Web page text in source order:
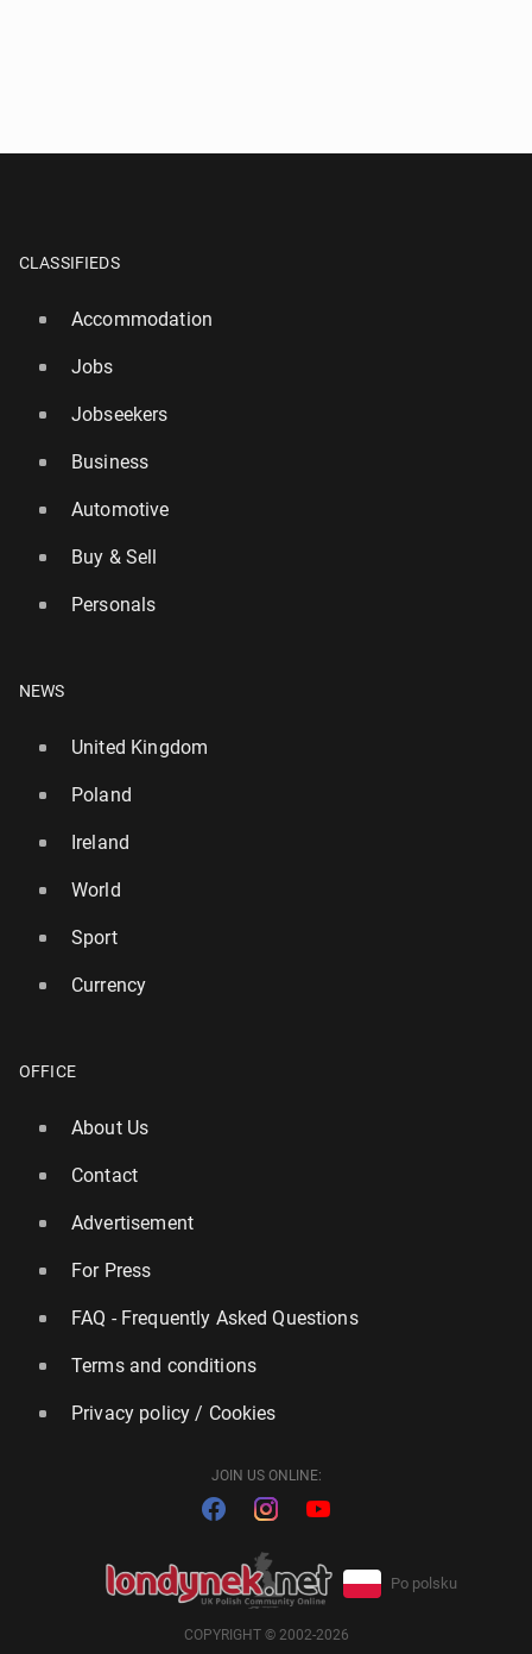
CLASSIFIEDS
Accommodation
Jobs
Jobseekers
Business
Automotive
Buy & Sell
Personals
NEWS
United Kingdom
Poland
Ireland
World
Sport
Currency
OFFICE
About Us
Contact
Advertisement
For Press
FAQ - Frequently Asked Questions
Terms and conditions
Privacy policy / Cookies
JOIN US ONLINE:
Po polsku
COPYRIGHT © 2002-2026